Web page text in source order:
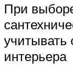
При
учитывать
интерьера